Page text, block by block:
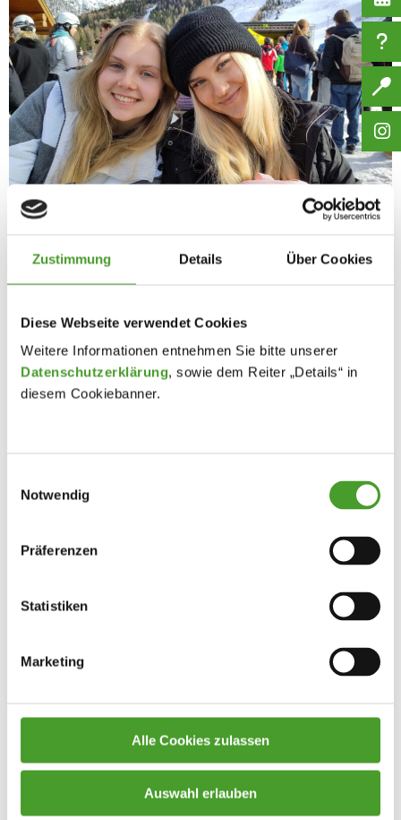
Zustimmung Details Über Cookies
Diese Webseite verwendet Cookies
Weitere Informationen entnehmen Sie bitte unserer
Datenschutzerklärung, sowie dem Reiter „Details“ in
diesem Cookiebanner.
Notwendig
Präferenzen
Statistiken
Marketing
Alle Cookies zulassen
Auswahl erlauben